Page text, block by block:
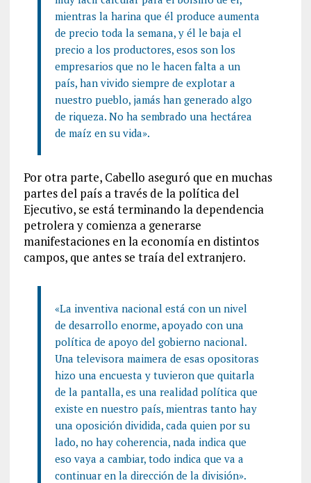
mientras la harina que él produce aumenta
de precio toda la semana, y él le baja el
precio a los productores, esos son los
empresarios que no le hacen falta a un
país, han vivido siempre de explotar a
nuestro pueblo, jamás han generado algo
de riqueza. No ha sembrado una hectárea
de maíz en su vida».
Por otra parte, Cabello aseguró que en muchas
partes del país a través de la política del
Ejecutivo, se está terminando la dependencia
petrolera y comienza a generarse
manifestaciones en la economía en distintos
campos, que antes se traía del extranjero.
«La inventiva nacional está con un nivel
de desarrollo enorme, apoyado con una
política de apoyo del gobierno nacional.
Una televisora maimera de esas opositoras
hizo una encuesta y tuvieron que quitarla
de la pantalla, es una realidad política que
existe en nuestro país, mientras tanto hay
una oposición dividida, cada quien por su
lado, no hay coherencia, nada indica que
eso vaya a cambiar, todo indica que va a
continuar en la dirección de la división».